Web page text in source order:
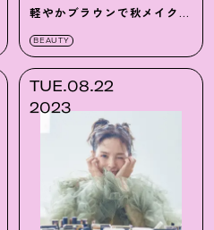
軽やかブラウンで秋メイクを
攻略して
BEAUTY
TUE.08.22
2023